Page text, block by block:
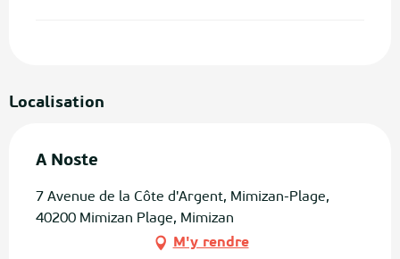
Localisation
A Noste
7 Avenue de la Côte d'Argent, Mimizan-Plage,
40200 Mimizan Plage, Mimizan
M'y rendre